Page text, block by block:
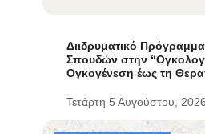
Διιδρυματικό
Σπουδών στην
Ογκογένεση έως τη
Τετάρτη 5 Αυγούστου, 2026